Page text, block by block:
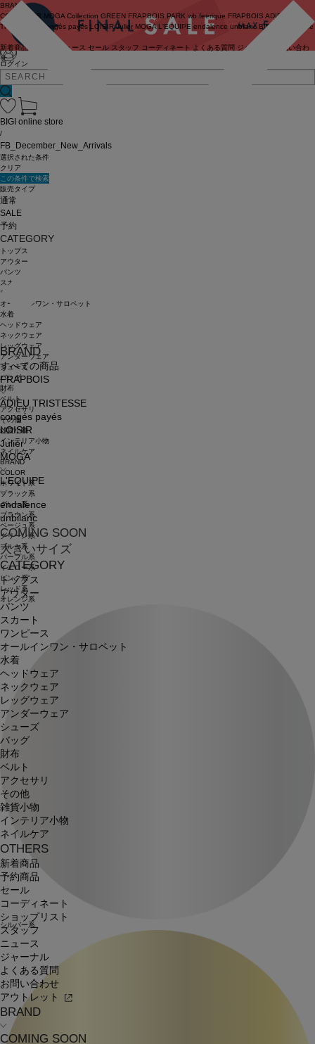
ログイン
BRAND
COUTURIER MOGA Collection GREEN FRAPBOIS PARK wb feerique FRAPBOIS ADIEU
TRISTESSE
congés payés LOISIR Julier MOGA L'EQUIPE endalence unbilanc BIGI online store
新着商品 ニュース セール スタッフ コーディネート よくある質問 ジャーナル
お問い合わ
せ
BRAND
すべての商品
FRAPBOIS
ADIEU TRISTESSE
congés payés
LOISIR
Julier
MOGA
L'EQUIPE
endalence
unbilanc
COMING SOON
大きいサイズ
CATEGORY
トップス
アウター
パンツ
スカート
ワンピース
オールインワン・サロペット
水着
ヘッドウェア
ネックウェア
レッグウェア
アンダーウェア
シューズ
バッグ
財布
ベルト
アクセサリ
その他
雑貨小物
インテリア小物
ネイルケア
OTHERS
新着商品
予約商品
セール
コーディネート
ショップリスト
スタッフ
ニュース
ジャーナル
よくある質問
お問い合わせ
アウトレット
BRAND
COMING SOON
BIGI online store
/
FB_December_New_Arrivals
選択された条件
クリア
この条件で検索
販売タイプ
通常
SALE
予約
CATEGORY
トップス
アウター
パンツ
スカート
ワンピース
オールインワン・サロペット
水着
ヘッドウェア
ネックウェア
レッグウェア
アンダーウェア
シューズ
バッグ
財布
ベルト
アクセサリ
その他
雑貨小物
インテリア小物
ネイルケア
BRAND
COLOR
ホワイト系
ブラック系
グレー系
ブラウン系
ベージュ系
グリーン系
ブルー系
パープル系
イエロー系
ピンク系
レッド系
オレンジ系
シルバー系